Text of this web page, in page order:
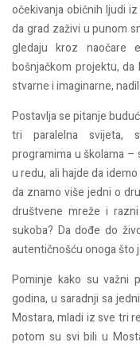
očekivanja običnih ljudi
da grad zaživi u punom
gledaju kroz
bošnjačkom projektu,
stvarne i imaginarne,
Postavlja se pitanje
tri paralelna svijeta,
programima u školama –
u redu, ali hajde da
da znamo više jedni o
društvene mreže i
sukoba? Da dođe do
autentičnošću onoga što
Pominje kako su važni
godina, u saradnji sa
Mostara, mladi iz sve tri
potom su svi bili u